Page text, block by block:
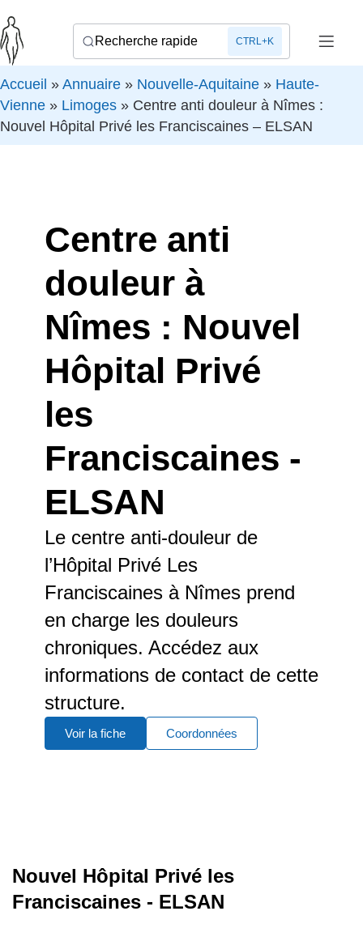
Recherche rapide CTRL+K
Accueil » Annuaire » Nouvelle-Aquitaine » Haute-
Vienne » Limoges » Centre anti douleur à Nîmes :
Nouvel Hôpital Privé les Franciscaines – ELSAN
Centre anti
douleur à
Nîmes : Nouvel
Hôpital Privé
les
Franciscaines -
ELSAN
Le centre anti-douleur de
l’Hôpital Privé Les
Franciscaines à Nîmes prend
en charge les douleurs
chroniques. Accédez aux
informations de contact de cette
structure.
Voir la fiche Coordonnées
Nouvel Hôpital Privé les
Franciscaines - ELSAN